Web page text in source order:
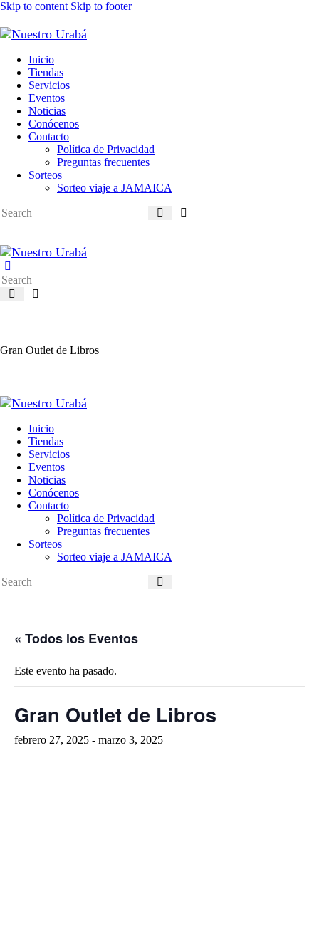
Skip to content Skip to footer
Inicio
Tiendas
Servicios
Eventos
Noticias
Conócenos
Contacto
Política de Privacidad
Preguntas frecuentes
Sorteos
Sorteo viaje a JAMAICA
Gran Outlet de Libros
Inicio
Tiendas
Servicios
Eventos
Noticias
Conócenos
Contacto
Política de Privacidad
Preguntas frecuentes
Sorteos
Sorteo viaje a JAMAICA
« Todos los Eventos
Este evento ha pasado.
Gran Outlet de Libros
febrero 27, 2025 - marzo 3, 2025